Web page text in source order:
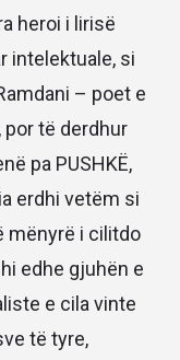
heroi i lirisë
intelektuale, si
– poet e
të derdhur
pa PUSHKË,
erdhi vetëm si
mënyrë i cilitdo
edhe gjuhën e
e cila vinte
të tyre,